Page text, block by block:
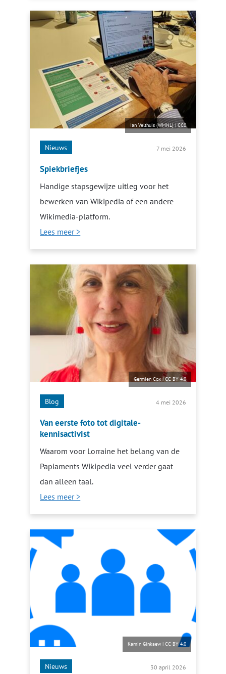
Ian Velthuis (WMNL)|CC0
Nieuws 7 mei 2026
Spiekbriefjes
Handige stapsgewijze uitleg voor het
bewerken van Wikipedia of een andere
Wikimedia-platform.
Lees meer >
Germien Cox|CC BY 4.0
Blog 4 mei 2026
Van eerste foto tot digitale-
kennisactivist
Waarom voor Lorraine het belang van de
Papiaments Wikipedia veel verder gaat
dan alleen taal.
Lees meer >
Kamin Ginkaew| CC BY 4.0
Nieuws 30 april 2026